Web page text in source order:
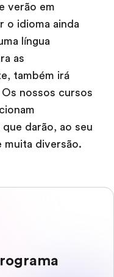
verão em
o idioma ainda
língua
as
também irá
nossos cursos
darão, ao seu
muita diversão.